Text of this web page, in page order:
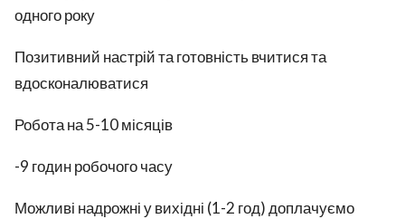
одного року
Позитивний настрій та готовність вчитися та
вдосконалюватися
Робота на 5-10 місяців
-9 годин робочого часу
Можливі надрожні у вихідні (1-2 год) доплачуємо